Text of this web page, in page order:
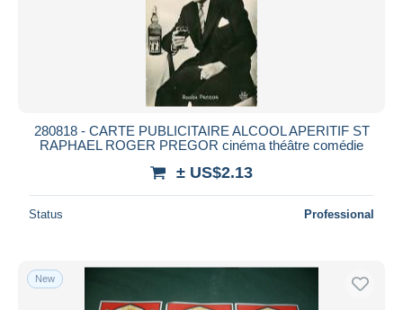
280818 - CARTE PUBLICITAIRE ALCOOL APERITIF ST
RAPHAEL ROGER PREGOR cinéma théâtre comédie
± US$2.13
Status Professional
New